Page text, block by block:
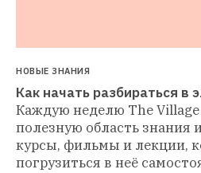
НОВЫЕ ЗНАНИЯ
Как начать разбираться в
Каждую неделю The
полезную область знания
курсы, фильмы и лекции,
погрузиться в неё